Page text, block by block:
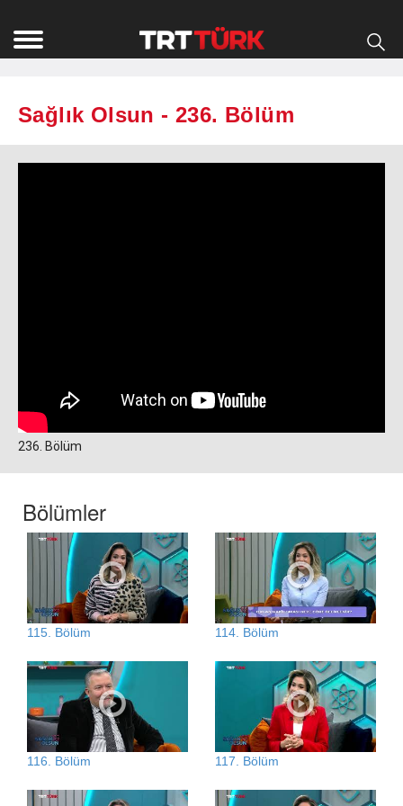
Sağlık Olsun - 236. Bölüm
236. Bölüm
Bölümler
115. Bölüm 114. Bölüm
116. Bölüm 117. Bölüm